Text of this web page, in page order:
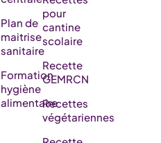
Plan de
maitrise
sanitaire
Formation
hygiène
alimentaire
pour
cantine
scolaire
Recette
GEMRCN
Recettes
végétariennes